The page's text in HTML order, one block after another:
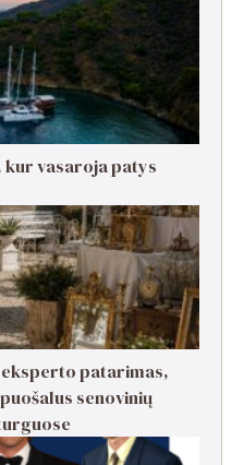
vasaroja patys
patarimas,
senovinių